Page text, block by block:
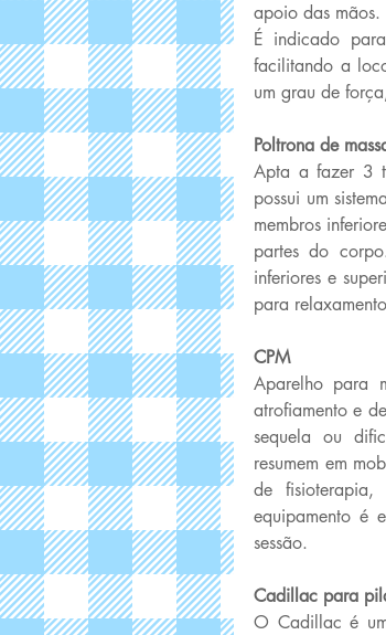
apoio das mãos.
É indicado
facilitando a
um grau de
Poltrona de
Apta a fazer 3
possui um
membros
partes do
inferiores e
para
CPM
Aparelho para
atrofiamento e
sequela ou
resumem em
de fisioterapia,
equipamento é
sessão.
Cadillac para
O Cadillac é